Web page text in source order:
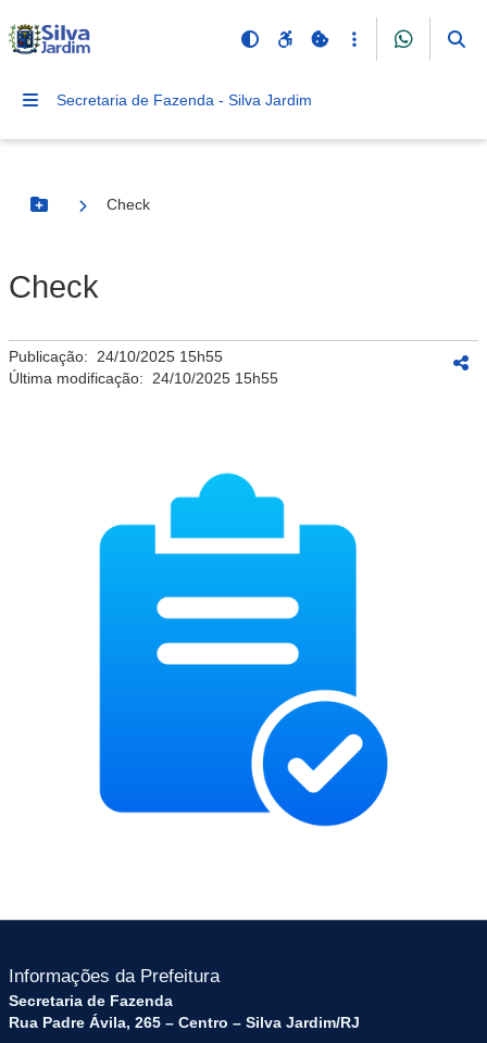
Secretaria de Fazenda - Silva Jardim
Botão Menu
Check
Check
Publicação: 24/10/2025 15h55
Última modificação: 24/10/2025 15h55
Informações da Prefeitura
Secretaria de Fazenda
Rua Padre Ávila, 265 – Centro – Silva Jardim/RJ